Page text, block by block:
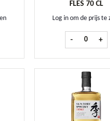
fles 50 cl aantal
FLES 70 CL
Log in om de prijs te
- Remy +